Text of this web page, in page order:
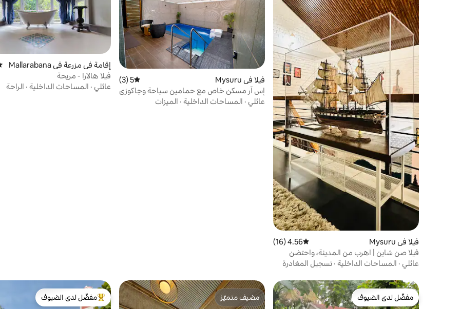
فيلا في Mysuru متوسط التقييم 4.56 من 5، 16 مراجعات
4.56 (16)
فيلا صن شاين | اهرب من المدينة، واحتضن
الطبيعة
عائلي · المساحات الداخلية · تسجيل المغادرة
فيلا في Mysuru متوسط التقييم 5 من 5، 3 مراجعات
5 (3)
إس آر مسكن خاص مع حمامين سباحة وجاكوزي
عائلي · المساحات الداخلية · الميزات
إقامة في مزرعة في Mallarabana
vadi
فيلا هالارا - مريحة
عائلي · المساحات الداخلية · الراحة
مفضّل لدى الضيوف
مفضّل لدى الضيوف
مضيف متميّز
مضيف متميّز
من أبرز البيوت المفضّلة لدى الضيوف
مفضّل لدى الضيوف